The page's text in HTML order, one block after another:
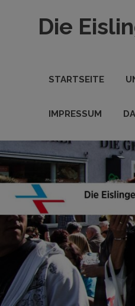
Die
Unterhemen
Hande,
Dienstleistung
STARTSEITE
IMPRESSUM